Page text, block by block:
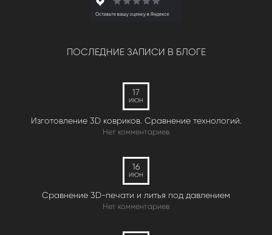
ПОСЛЕДНИЕ ЗАПИСИ В БЛОГЕ
17
ИЮН
Изготовление 3D ковриков. Сравнение технологий.
Нет комментариев
16
ИЮН
Сравнение 3D-печати и литья под давлением
Нет комментариев